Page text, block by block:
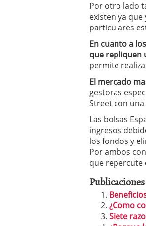
Por otro lado
existen ya
particulares
En cuanto a
que repliquen
permite
El mercado
gestoras
Street con
Las bolsas
ingresos
los fondos y
Por ambos
que repercute
¿Como
Siete